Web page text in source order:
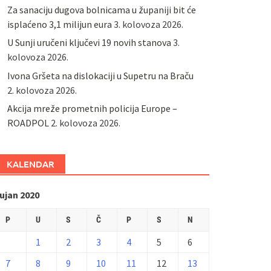
Za sanaciju dugova bolnicama u županiji bit će
isplaćeno 3,1 milijun eura 3. kolovoza 2026.
U Sunji uručeni ključevi 19 novih stanova 3.
kolovoza 2026.
Ivona Gršeta na dislokaciji u Supetru na Braču
2. kolovoza 2026.
​Akcija mreže prometnih policija Europe –
ROADPOL 2. kolovoza 2026.
KALENDAR
2020
P U S Č P S N
1 2 3 4 5
6
7
8 9 10 11 12 13